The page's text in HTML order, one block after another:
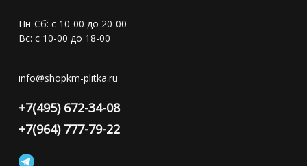
Пн-Сб: с 10-00 до 20-00
Вс: с 10-00 до 18-00
info@shopkm-plitka.ru
+7(495) 672-34-08
+7(964) 777-79-22